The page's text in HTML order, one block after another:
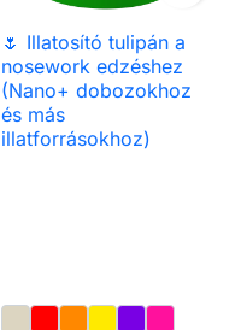
🌷 Illatosító tulipán a
nosework edzéshez
(Nano+ dobozokhoz
és más
illatforrásokhoz)